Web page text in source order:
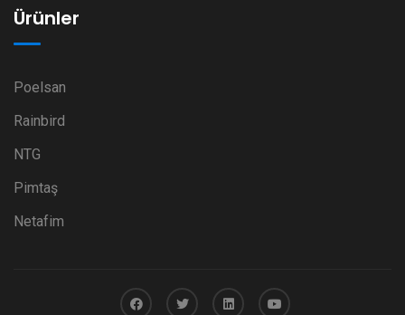
Ürünler
Poelsan
Rainbird
NTG
Pimtaş
Netafim